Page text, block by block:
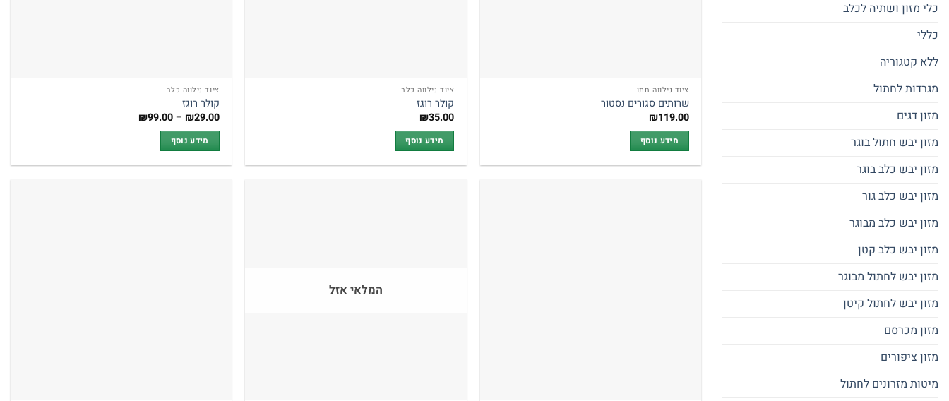
כלי מזון ושתיה לכלב
כללי
ללא קטגוריה
מגרדות לחתול
מזון דגים
מזון יבש חתול בוגר
מזון יבש כלב בוגר
מזון יבש כלב גור
מזון יבש כלב מבוגר
מזון יבש כלב קטן
מזון יבש לחתול מבוגר
מזון יבש לחתול קיטן
מזון מכרסם
מזון ציפורים
מיטות מזרונים לחתול
ציוד נילווה חתו
שרותים סגורים נסטור
₪119.00
מידע נוסף
ציוד נילווה כלב
קולר רוגז
₪35.00
מידע נוסף
ציוד נילווה כלב
קולר רוגז
₪29.00
–
₪99.00
מידע נוסף
המלאי אזל